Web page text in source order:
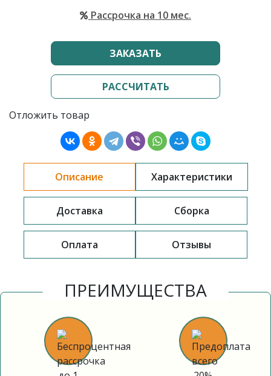
Рассрочка на 10 мес.
ЗАКАЗАТЬ
РАССЧИТАТЬ
Отложить товар
Описание Характеристики
Доставка Сборка
Оплата Отзывы
ПРЕИМУЩЕСТВА